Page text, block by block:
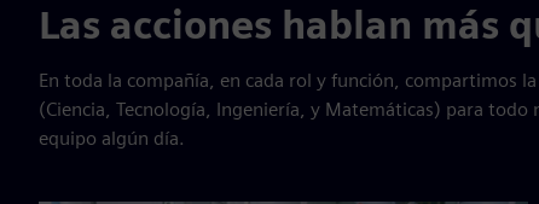
Las acciones hablan más
En toda la compañía, en cada rol y función, compartimos
(Ciencia, Tecnología, Ingeniería, y Matemáticas) para
equipo algún día.